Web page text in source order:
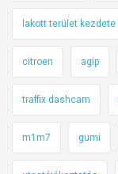
lakott terület kezdete
citroen agip
traffix dashcam
m1m7 gumi